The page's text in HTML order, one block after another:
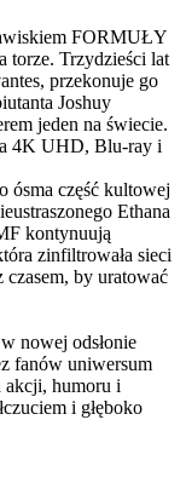
FORMUŁY
torze. Trzydzieści lat
przekonuje go
Joshuy
jeden na świecie.
4K UHD, Blu-ray i
ósma część kultowej
Ethana
kontynuują
zinfiltrowała sieci
czasem, by uratować
nowej odsłonie
fanów uniwersum
akcji, humoru i
i głęboko